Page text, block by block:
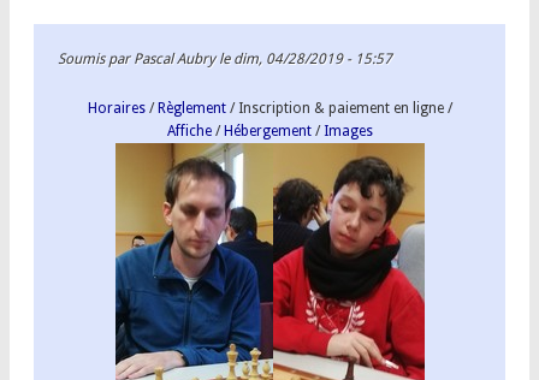
Soumis parPascal Aubryle dim, 04/28/2019 - 15:57
Horaires/Règlement/ Inscription & paiement en ligne /
Affiche/Hébergement/ Images